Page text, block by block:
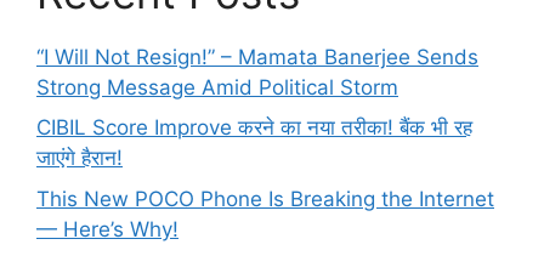
“I Will Not Resign!” – Mamata Banerjee Sends
Strong Message Amid Political Storm
CIBIL Score Improve करने का नया तरीका! बैंक भी रह
जाएंगे हैरान!
This New POCO Phone Is Breaking the Internet
— Here’s Why!